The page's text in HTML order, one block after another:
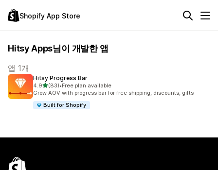
Shopify App Store
Hitsy Apps님이 개발한 앱
앱 1개
Hitsy Progress Bar
4.9별 5개 중
(83)
총 리뷰 83개
•Free plan available
Grow AOV with progress bar for free shipping, discounts, gifts
Built for Shopify